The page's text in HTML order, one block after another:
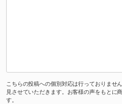
こちらの投稿への個別対応は行っておりませ
見させていただきます。お客様の声をもとに
す。